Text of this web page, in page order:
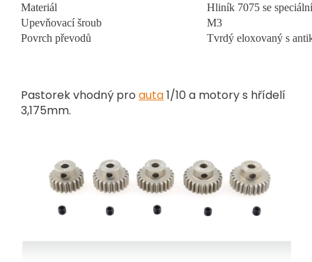
Materiál
Hliník 7075 se
Upevňovací šroub
M3
Povrch převodů
Tvrdý eloxovaný s
Pastorek vhodný pro auta1/10 a motory s hřídelí
3,175mm.